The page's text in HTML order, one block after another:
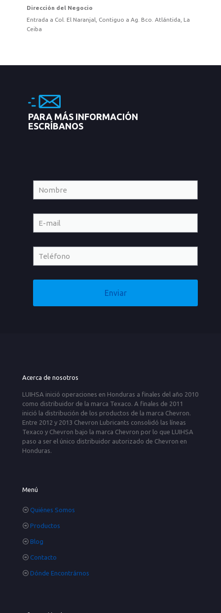
Dirección del Negocio
Entrada a Col. El Naranjal, Contiguo a Ag. Bco. Atlántida, La
Ceiba
PARA MÁS INFORMACIÓN
ESCRÍBANOS
Acerca de nosotros
LUIHSA inició operaciones en Honduras a finales del año 2010
como distribuidor de la marca Texaco. A finales de 2011
inició la distribución de los productos de la marca Chevron.
Entre 2012 y 2013 Chevron Lubricants consolidó las líneas
Texaco y Chevron bajo la marca Chevron por lo que LUIHSA
paso a ser el único distribuidor autorizado de Chevron en
Honduras.
Menú
Quiénes Somos
Productos
Blog
Contacto
Dónde Encontrárnos